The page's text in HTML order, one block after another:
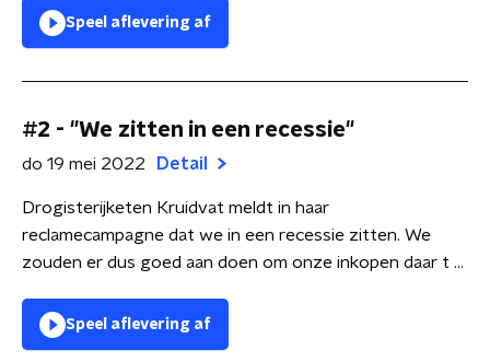
Speel aflevering af
#2 - "We zitten in een recessie"
do 19 mei 2022 Detail
Drogisterijketen Kruidvat meldt in haar
reclamecampagne dat we in een recessie zitten. We
zouden er dus goed aan doen om onze inkopen daar t ...
Speel aflevering af